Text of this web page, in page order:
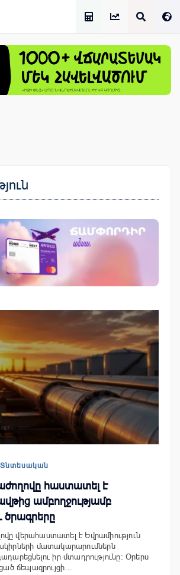
Տնտեսական
հաստատել է
ամբողջությամբ
ծրագրերը
վերահաստատել է Եվրամիություն
մատակարարումներն
իր մտադրությունը։ Օրերս
ճեպազրույցի…